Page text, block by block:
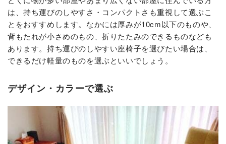
は、持ち運びのしやすさ・コンパクトさも重視して選ぶこ
とをおすすめします。なかには厚みが10cm以下のものや、
背もたれが小さめのもの、折りたたみのできるものなども
あります。持ち運びのしやすい座椅子を選びたい場合は、
できるだけ軽量のものを選ぶといいでしょう。
デザイン・カラーで選ぶ